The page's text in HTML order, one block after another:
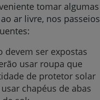
tomar algumas
ar livre, nos passeios
devem ser expostas
usar roupa que
de protetor solar
chapéus de abas